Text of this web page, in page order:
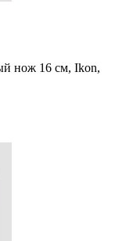
нож 16 см, Ikon,